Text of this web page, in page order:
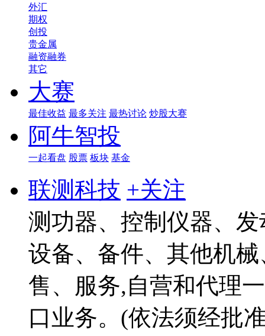
外汇
期权
创投
贵金属
融资融券
其它
大赛
最佳收益 最多关注 最热讨论 炒股大赛
阿牛智投
一起看盘 股票 板块 基金
联测科技 +关注
测功器、控制仪器、
设备、备件、其他机
售、服务,自营和代理
口业务。(依法须经批